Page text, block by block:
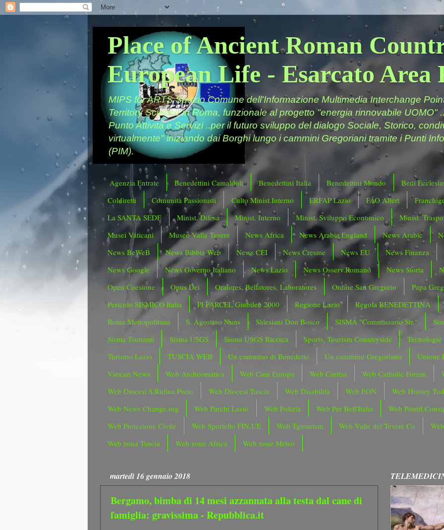
Place of Ancient Roman
European Life - Esarcato Area
MIPS for ARTS Spazio Comune dell'Informazione Multimedia Interchange
Territory Science in Roma, funzionale al progetto "energia rinnovabile UOMO"
Punto Attività e Servizi ..per il futuro sviluppo del dialogo Sociale, Storico,
virtualmente" iniziando dai Borghi lungo i cammini Gregoriani tramite i Punti
(PIM).
Agenzia Entrate Benedettini Camaldoli Benedettini Italia Benedettini Mondo
Beni
Coldiretti
Comunità Passionisti Culto Minist.Interno ERFAP Lazio FAO Allert
La SANTA SEDE
Minist. Difesa Minist. Interno Minist. Sviluppo Economico
Minist.
Musei Vaticani
Museo Valle Tevere News Africa News Arabia England News Arabic
News BeWeB
News Bibbia Web News CEI News Cresme News EU
News Finanza
News Google
News Governo Italiano News Lazio News Osserv.Romano News Storia
Open Coesione
Opus Dei Oratores, Bellatores, Laboratores Ordine San Gregorio
Papa
Pericolo SISMICO Italia
PJ PARCEL Giubileo 2000 Regione Lazio
Regola BENEDETTINA
Roma Metropolitana
S. Agostino Nuns Salesiani Don Bosco SISMA "Commissario Str."
Sisma Tsunami
Sisma USGS Sisma USGS Ricerca Sports, Tourism Countryside
Tecnologie
Turismo Lazio
TUSCIA WEB Un cammino di Benedetto Un cammino Gregoriano
Unione
Vatican News
Web Archeomatica Web Cam Europa Web Caritas Web Catholic Forum
Web Diocesi S.Rufina Porto
Web Diocesi Tuscia Web Disabilità Web EON
Web History
Web News Change.org
Web Parchi Lazio Web Polizia Web Per Bell'Italia
Web
Web Protezione Civile
Web Sportello FIN.UE Web Tgtourism Web Valle del Tevere Co
Web zona Tuscia
Web zone Africa Web zone Meteo
martedì 16 gennaio 2018
Bergamo, bimba di 14 mesi azzannata alla testa dal cane di
famiglia: gravissima - Repubblica.it